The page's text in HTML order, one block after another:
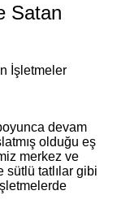
Satan
devam
olduğu eş
merkez ve
sütlü tatlılar gibi